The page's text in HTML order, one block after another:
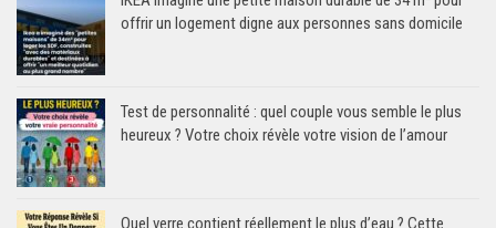
offrir un logement digne aux personnes sans domicile
Test de personnalité : quel couple vous semble le plus
heureux ? Votre choix révèle votre vision de l’amour
Quel verre contient réellement le plus d’eau ? Cette